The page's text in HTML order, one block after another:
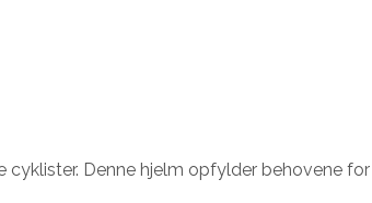
Denne hjelm opfylder behovene